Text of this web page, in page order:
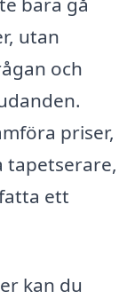
utan
och
priser,
tapetserare,
ett
kan du